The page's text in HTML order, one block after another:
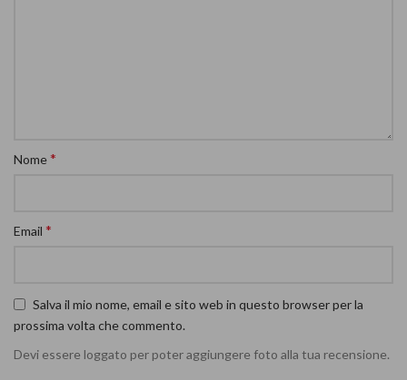
Nome*
Email *
Salva il mio nome, email e sito web in questo browser per la
prossima volta che commento.
Devi essere loggato per poter aggiungere foto alla tua recensione.